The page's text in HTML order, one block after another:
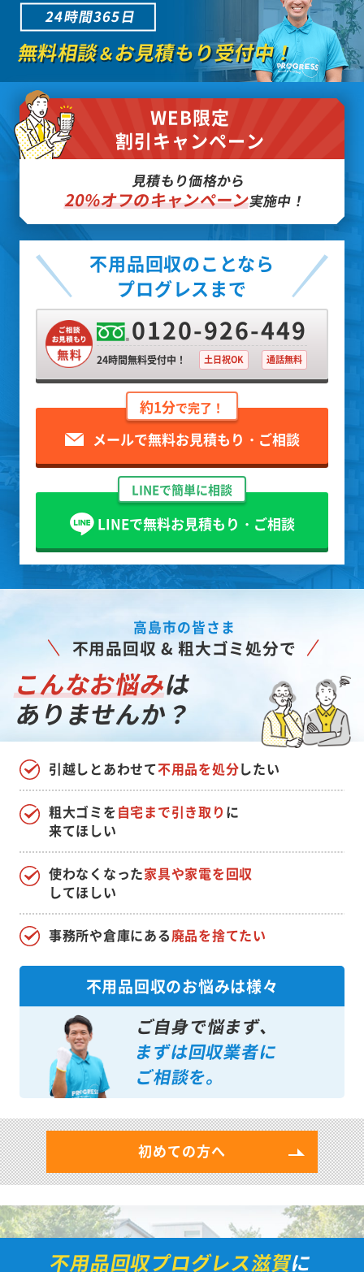
24時間365日
無料相談＆お見積もり受付中！
WEB限定
割引キャンペーン
見積もり価格から
20%オフのキャンペーン実施中！
不用品回収のことなら
プログレスまで
0120-926-449
24時間無料受付中！ 土日祝OK 通話無料
約1分で完了！
メールで無料お見積もり・ご相談
LINEで簡単に相談
LINEで無料お見積もり・ご相談
高島市の皆さま
不用品回収 & 粗大ゴミ処分で
こんなお悩みは
ありませんか？
引越しとあわせて不用品を処分したい
使わなくなった家具や家電を回収
してほしい
粗大ゴミを自宅まで引き取り に
来てほしい
事務所や倉庫にある廃品を捨てたい
不用品回収のお悩みは様々
ご自身で悩まず、
まずは回収業者に
ご相談を。
初めての方へ
不用品回収プログレス滋賀に